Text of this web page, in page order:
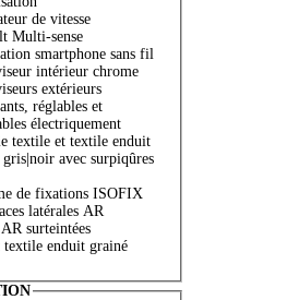
de vitesse
Multi-sense
smartphone sans fil
intérieur chrome
extérieurs
réglables et
électriquement
textile et textile enduit
avec surpiqûres
de fixations ISOFIX
latérales AR
surteintées
textile enduit grainé